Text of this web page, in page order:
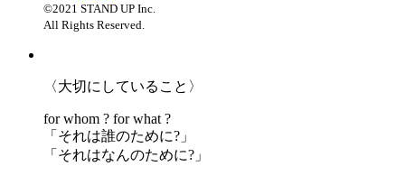
©2021 STAND UP Inc.
All Rights Reserved.
〈大切にしていること〉
for whom ? for what ?
「 それは誰のために?」
「 それはなんのために?」